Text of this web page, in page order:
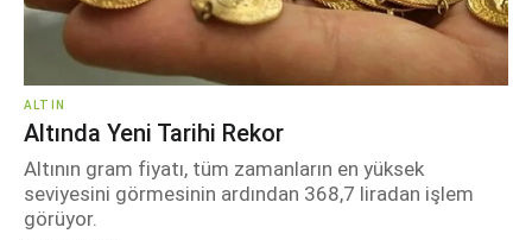
ALTIN
Altında Yeni Tarihi Rekor
Altının gram fiyatı, tüm zamanların en yüksek
seviyesini görmesinin ardından 368,7 liradan işlem
görüyor.